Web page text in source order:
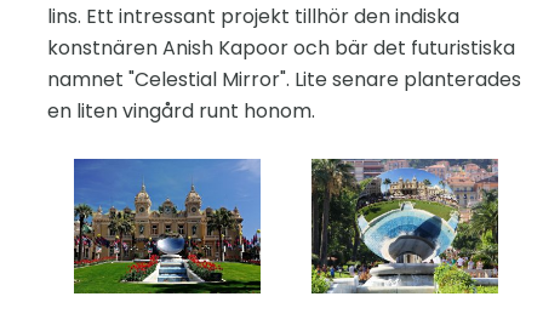
lins. Ett intressant projekt tillhör den indiska
konstnären Anish Kapoor och bär det futuristiska
namnet "Celestial Mirror". Lite senare planterades
en liten vingård runt honom.